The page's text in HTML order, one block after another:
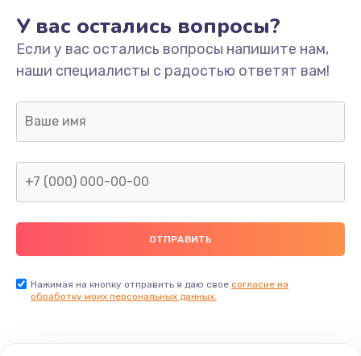
У вас остались вопросы?
Если у вас остались вопросы напишите нам,
наши специалисты с радостью ответят вам!
Нажимая на кнопку отправить я даю свое согласие на
обработку моих персональных данных.